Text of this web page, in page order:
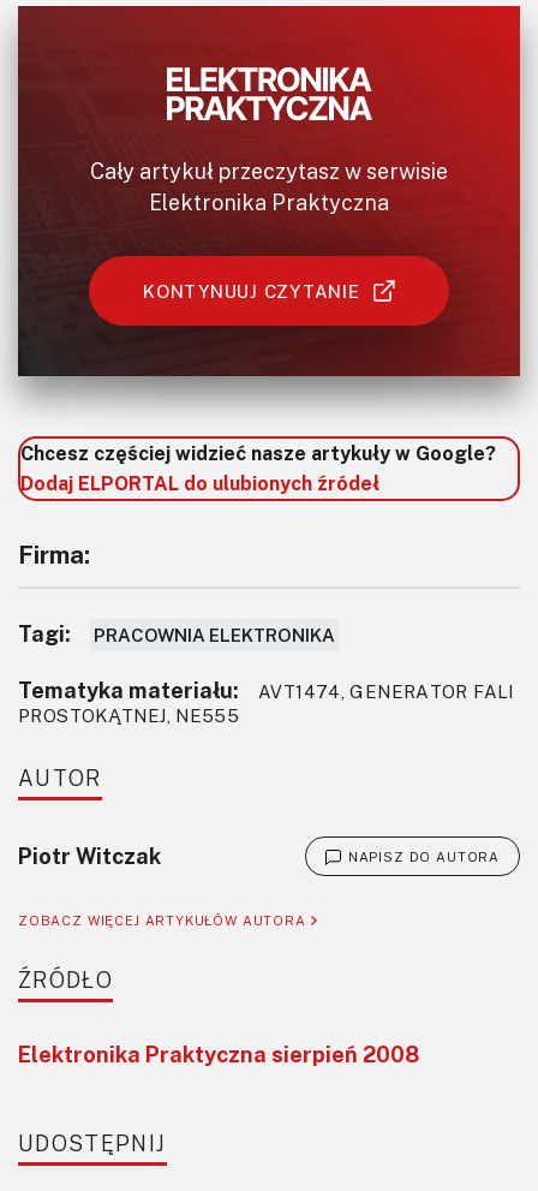
Cały artykuł przeczytasz w serwisie
Elektronika Praktyczna
KONTYNUUJ CZYTANIE
Chcesz częściej widzieć nasze artykuły w Google?
Dodaj ELPORTAL do ulubionych źródeł
Firma:
Tagi: PRACOWNIA ELEKTRONIKA
Tematyka materiału:
AVT1474, GENERATOR FALI
PROSTOKĄTNEJ, NE555
AUTOR
Piotr Witczak NAPISZ DO AUTORA
ZOBACZ WIĘCEJ ARTYKUŁÓW AUTORA
ŹRÓDŁO
Elektronika Praktyczna sierpień 2008
UDOSTĘPNIJ